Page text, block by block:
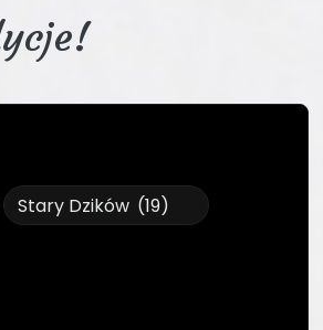
Stary Dzików (19)